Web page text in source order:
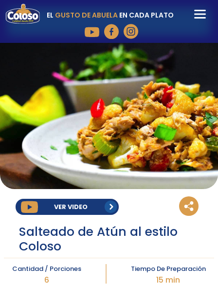
EL GUSTO DE ABUELAEN CADA PLATO
VER VIDEO
Salteado de Atún al estilo
Coloso
Cantidad / Porciones
6
Tiempo De Preparación
15 min